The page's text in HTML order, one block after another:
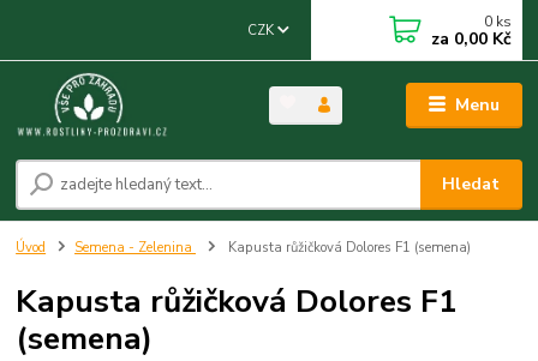
Menu
CZK
Hledat
0 ks
za 0,00 Kč
Úvod Semena - Zelenina Kapusta růžičková Dolores F1 (semena)
Kapusta růžičková Dolores F1
(semena)